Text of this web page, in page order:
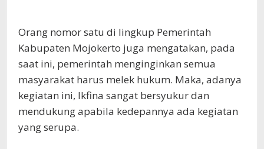
Orang nomor satu di lingkup Pemerintah
Kabupaten Mojokerto juga mengatakan, pada
saat ini, pemerintah menginginkan semua
masyarakat harus melek hukum. Maka, adanya
kegiatan ini, Ikfina sangat bersyukur dan
mendukung apabila kedepannya ada kegiatan
yang serupa.